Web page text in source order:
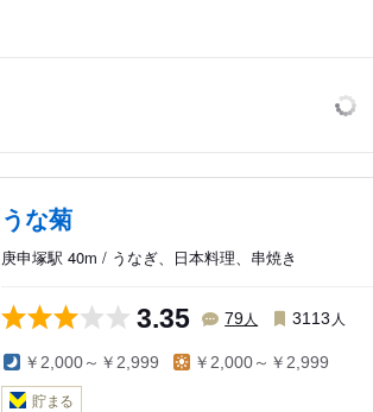
うな菊
庚申塚駅 40m / うなぎ、日本料理、串焼き
3.35 79人 3113 人
￥2,000～￥2,999 ￥2,000～￥2,999
貯まる